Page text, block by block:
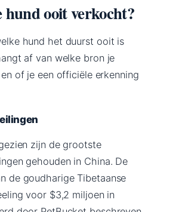
hund ooit verkocht?
hund het duurst ooit is
af van welke bron je
of je een officiële erkenning
zijn de grootste
gehouden in China. De
de goudharige Tibetaanse
voor $3,2 miljoen in